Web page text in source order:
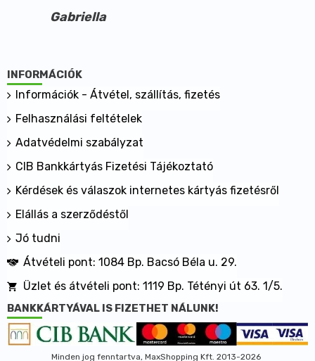
Gabriella
INFORMÁCIÓK
Információk - Átvétel, szállítás, fizetés
Felhasználási feltételek
Adatvédelmi szabályzat
CIB Bankkártyás Fizetési Tájékoztató
Kérdések és válaszok internetes kártyás fizetésről
Elállás a szerződéstől
Jó tudni
Átvételi pont: 1084 Bp. Bacsó Béla u. 29.
Üzlet és átvételi pont: 1119 Bp. Tétényi út 63. 1/5.
BANKKÁRTYÁVAL IS FIZETHET NÁLUNK!
Minden jog fenntartva, MaxShopping Kft. 2013-2026